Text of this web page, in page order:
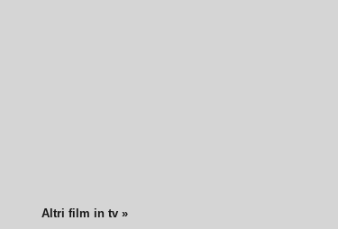
Altri film in tv »